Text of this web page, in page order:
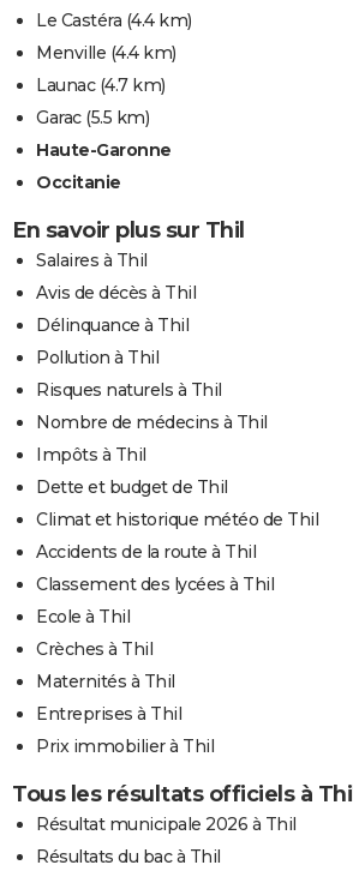
Le Castéra (4.4 km)
Menville (4.4 km)
Launac(4.7 km)
Garac(5.5 km)
Haute-Garonne
Occitanie
En savoir plus sur Thil
Salaires à Thil
Avis de décès à Thil
Délinquance à Thil
Pollution à Thil
Risques naturels à Thil
Nombre de médecins à Thil
Impôts à Thil
Dette et budget de Thil
Climat et historique météo de Thil
Accidents de la route à Thil
Classement des lycées à Thil
Ecole à Thil
Crèches à Thil
Maternités à Thil
Entreprises à Thil
Prix immobilier à Thil
Tous les résultats officiels à Thil
Résultat municipale 2026 à Thil
Résultats du bac à Thil